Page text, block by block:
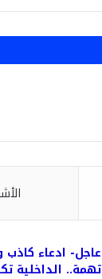
عاجل- ادعاء كاذب
تهمة.. الداخلية